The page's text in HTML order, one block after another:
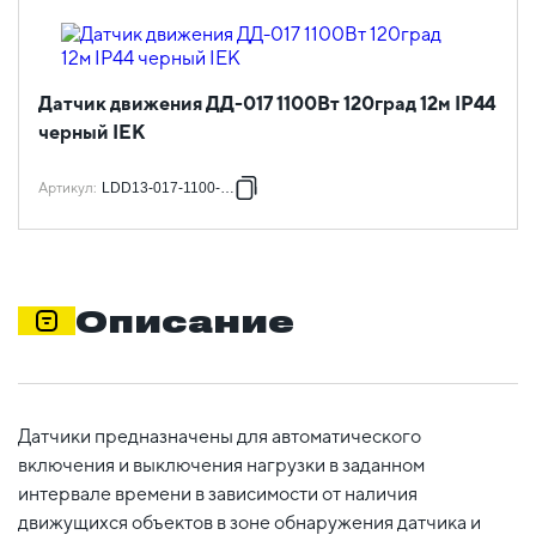
Датчик движения ДД-017 1100Вт 120град 12м IP44
черный IEK
Артикул: LDD13-017-1100-002
Описание
Датчики предназначены для автоматического
включения и выключения нагрузки в заданном
интервале времени в зависимости от наличия
движущихся объектов в зоне обнаружения датчика и